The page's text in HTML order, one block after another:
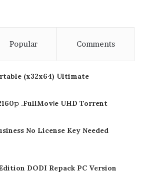
Popular Comments
(x32x64) Ultimate
.FullMov𝗂e UHD Torrent
No License Key Needed
DODI Repack PC Version